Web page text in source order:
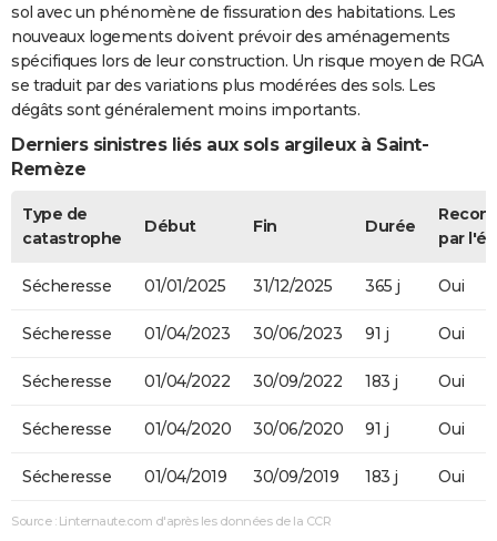
sol avec un phénomène de fissuration des habitations. Les
nouveaux logements doivent prévoir des aménagements
spécifiques lors de leur construction. Un risque moyen de RGA
se traduit par des variations plus modérées des sols. Les
dégâts sont généralement moins importants.
Derniers sinistres liés aux sols argileux à Saint-
Remèze
Type de
catastrophe
Début Fin Durée
par
Sécheresse 01/01/2025 31/12/2025 365 j Oui
Sécheresse 01/04/2023 30/06/2023 91 j Oui
Sécheresse 01/04/2022 30/09/2022 183 j Oui
Sécheresse 01/04/2020 30/06/2020 91 j Oui
Sécheresse 01/04/2019 30/09/2019 183 j Oui
Source : Linternaute.com d'après les données de la CCR